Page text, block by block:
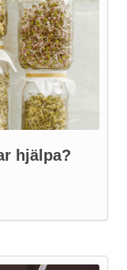
hjälpa?